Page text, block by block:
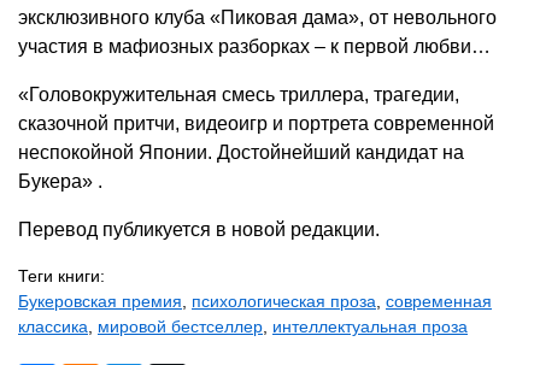
эксклюзивного клуба «Пиковая дама», от невольного
участия в мафиозных разборках – к первой любви…
«Головокружительная смесь триллера, трагедии,
сказочной притчи, видеоигр и портрета современной
неспокойной Японии. Достойнейший кандидат на
Букера» .
Перевод публикуется в новой редакции.
Теги книги:
Букеровская премия
психологическая проза современная
классика
мировой бестселлер интеллектуальная проза